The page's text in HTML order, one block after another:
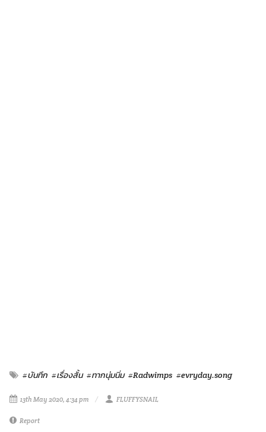
#บันทึก #เรื่องสั้น #ทากนุ่มนิ่ม #Radwimps #evryday.song
13th May 2020, 4:34 pm FLUFFYSNAIL
Report